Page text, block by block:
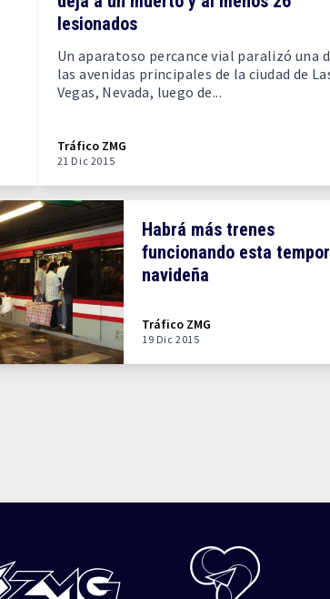
lesionados
Un aparatoso percance vial paralizó una
las avenidas principales de la ciudad de
Vegas, Nevada, luego de...
Tráfico ZMG
21 Dic 2015
Habrá más trenes
funcionando esta
navideña
Tráfico ZMG
19 Dic 2015